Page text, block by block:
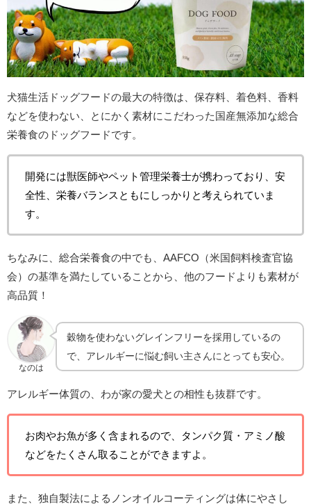
犬猫生活ドッグフードの最大の特徴は、保存料、着色料、香料
などを使わない、とにかく素材にこだわった国産無添加な総合
栄養食のドッグフードです。
開発には獣医師やペット管理栄養士が携わっており、安
全性、栄養バランスともにしっかりと考えられていま
す。
ちなみに、総合栄養食の中でも、AAFCO（米国飼料検査官協
会）の基準を満たしていることから、他のフードよりも素材が
高品質！
なのは
穀物を使わないグレインフリーを採用しているの
で、アレルギーに悩む飼い主さんにとっても安心。
アレルギー体質の、わが家の愛犬との相性も抜群です。
お肉やお魚が多く含まれるので、タンパク質・アミノ酸
などをたくさん取ることができますよ。
また、独自製法によるノンオイルコーティングは体にやさし